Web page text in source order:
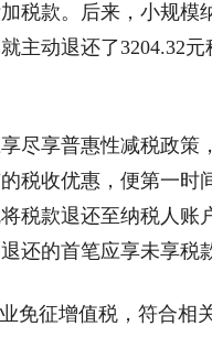
税款。后来，小规模
主动退还了3204.32元
享普惠性减税政策
税收优惠，便第一时
税款退还至纳税人账
还的首笔应享未享税
征增值税，符合相